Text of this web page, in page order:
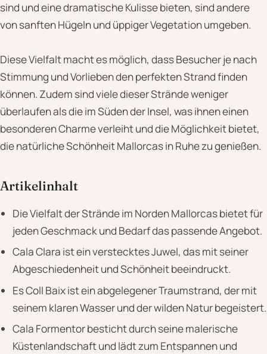
sind und eine dramatische Kulisse bieten, sind andere
von sanften Hügeln und üppiger Vegetation umgeben.
Diese Vielfalt macht es möglich, dass Besucher je nach
Stimmung und Vorlieben den perfekten Strand finden
können. Zudem sind viele dieser Strände weniger
überlaufen als die im Süden der Insel, was ihnen einen
besonderen Charme verleiht und die Möglichkeit bietet,
die natürliche Schönheit Mallorcas in Ruhe zu genießen.
Artikelinhalt
Die Vielfalt der Strände im Norden Mallorcas bietet für
jeden Geschmack und Bedarf das passende Angebot.
Cala Clara ist ein verstecktes Juwel, das mit seiner
Abgeschiedenheit und Schönheit beeindruckt.
Es Coll Baix ist ein abgelegener Traumstrand, der mit
seinem klaren Wasser und der wilden Natur begeistert.
Cala Formentor besticht durch seine malerische
Küstenlandschaft und lädt zum Entspannen und